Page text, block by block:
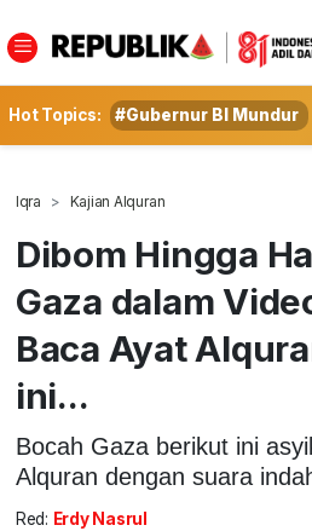
Hot Topics: #Gubernur BI Mundur
Iqra Kajian Alquran
Dibom Hingga
Gaza dalam
Baca Ayat
ini...
Bocah Gaza berikut ini
Alquran dengan suara
Red: Erdy Nasrul